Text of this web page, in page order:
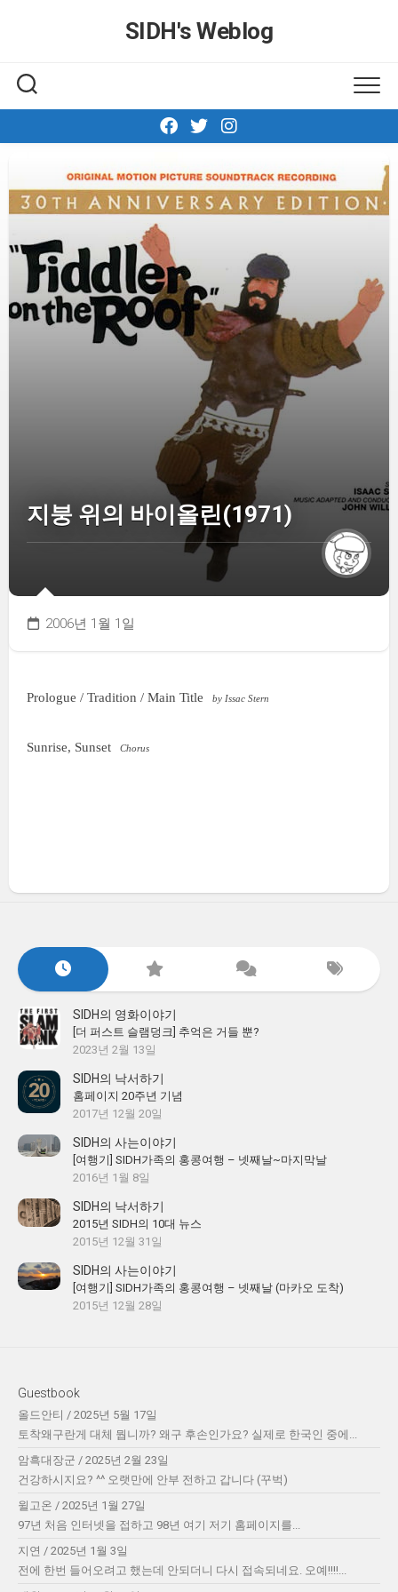
SIDH′s Weblog
지붕 위의 바이올린(1971)
2006년 1월 1일
Prologue / Tradition / Main Title by Issac Stern
Sunrise, Sunset Chorus
SIDH의 영화이야기
[더 퍼스트 슬램덩크] 추억은 거들 뿐?
2023년 2월 13일
SIDH의 낙서하기
홈페이지 20주년 기념
2017년 12월 20일
SIDH의 사는이야기
[여행기] SIDH가족의 홍콩여행 – 넷째날~마지막날
2016년 1월 8일
SIDH의 낙서하기
2015년 SIDH의 10대 뉴스
2015년 12월 31일
SIDH의 사는이야기
[여행기] SIDH가족의 홍콩여행 – 넷째날 (마카오 도착)
2015년 12월 28일
Guestbook
올드안티 / 2025년 5월 17일
토착왜구란게 대체 뭡니까? 왜구 후손인가요? 실제로 한국인 중에...
암흑대장군 / 2025년 2월 23일
건강하시지요? ^^ 오랫만에 안부 전하고 갑니다 (꾸벅)
윌고온 / 2025년 1월 27일
97년 처음 인터넷을 접하고 98년 여기 저기 홈페이지를...
지연 / 2025년 1월 3일
전에 한번 들어오려고 했는데 안되더니 다시 접속되네요. 오예!!!!...